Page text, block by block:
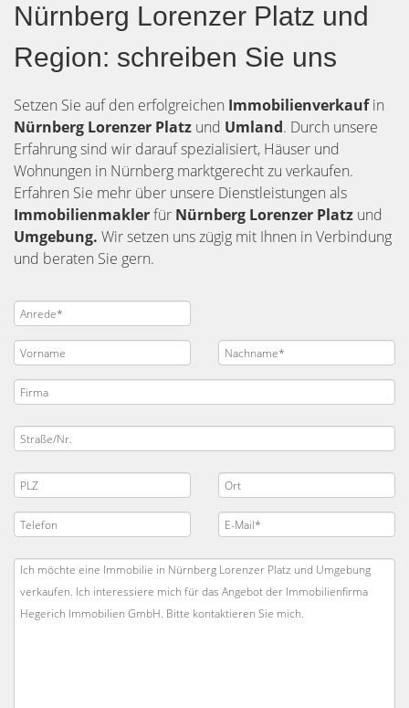
Nürnberg Lorenzer Platz und
Region: schreiben Sie uns
Setzen Sie auf den erfolgreichen Immobilienverkaufin
Nürnberg Lorenzer Platz und Umland. Durch unsere
Erfahrung sind wir darauf spezialisiert, Häuser und
Wohnungen in Nürnberg marktgerecht zu verkaufen.
Erfahren Sie mehr über unsere Dienstleistungen als
Immobilienmaklerfür Nürnberg Lorenzer Platz und
Umgebung. Wir setzen uns zügig mit Ihnen in Verbindung
und beraten Sie gern.